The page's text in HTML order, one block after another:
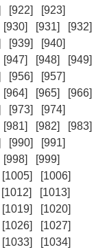
[922]
[923]
[930] [931]
[932]
[939]
[940]
[947] [948]
[949]
[956]
[957]
[964] [965]
[966]
[973]
[974]
[981] [982]
[983]
[990]
[991]
[998]
[999]
[1005]
[1006]
[1012]
[1013]
[1019]
[1020]
[1026]
[1027]
[1033]
[1034]